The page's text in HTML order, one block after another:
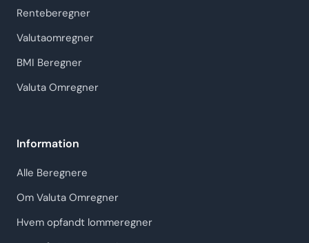
Renteberegner
Valutaomregner
BMI Beregner
Valuta Omregner
Information
Alle Beregnere
Om Valuta Omregner
Hvem opfandt lommeregner